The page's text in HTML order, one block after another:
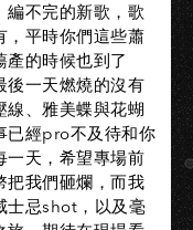
編不完的新歌，歌
，平時你們這些蕭
的時候也到了
後一天燃燒的沒有
線、雅美蝶與花蝴
已經pro不及待和你
一天，希望專場前
把我們砸爛，而我
士忌shot，以及毫